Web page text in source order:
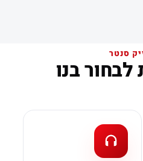
סנטר
לבחור בנו